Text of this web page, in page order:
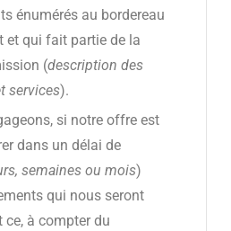
énumérés au bordereau
et qui fait partie de la
(description des
services).
si notre offre est
dans un délai de
semaines ou mois)
qui nous seront
à compter du